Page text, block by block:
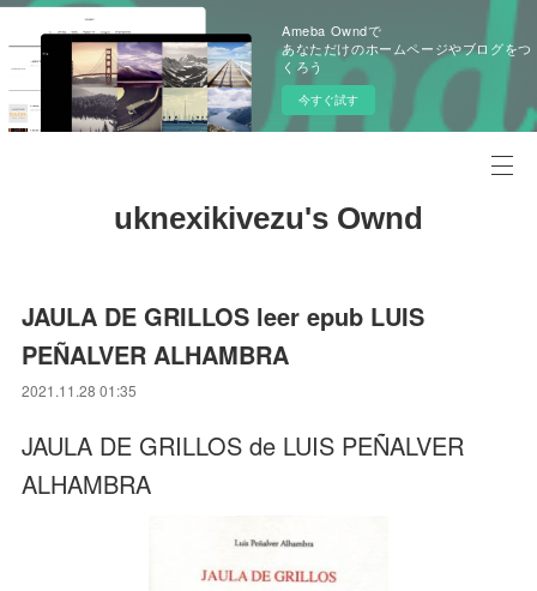
Ameba Owndで
あなただけのホームページやブログをつ
くろう
今すぐ試す
uknexikivezu's Ownd
JAULA DE GRILLOS leer epub LUIS
PEÑALVER ALHAMBRA
2021.11.28 01:35
JAULA DE GRILLOS de LUIS PEÑALVER
ALHAMBRA